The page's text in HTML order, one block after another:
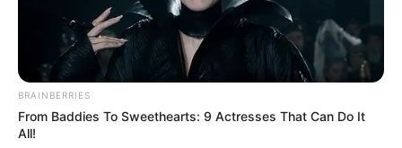
BRAINBERRIES
From Baddies To Sweethearts: 9 Actresses That Can Do It
All!